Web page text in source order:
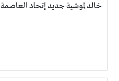
خالد لموشية جديد إتحاد العاصمة